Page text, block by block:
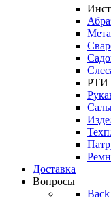
РТИ
Доставка
Вопросы
Back